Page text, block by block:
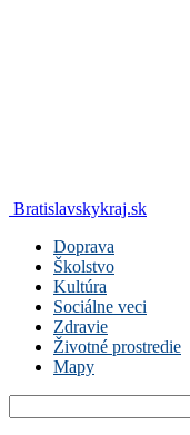
Bratislavskykraj.sk
Doprava
Školstvo
Kultúra
Sociálne veci
Zdravie
Životné prostredie
Mapy